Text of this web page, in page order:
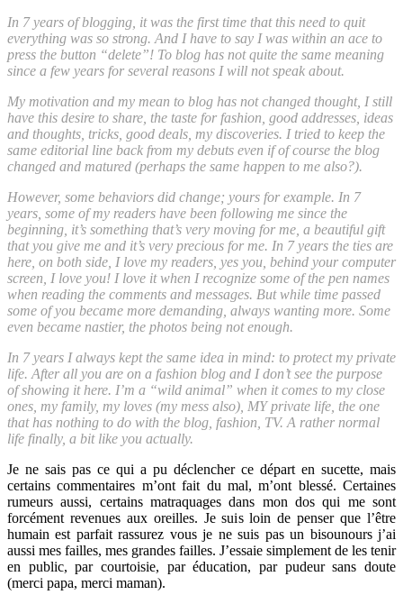
In 7 years of blogging, it was the firsttime that this need to quit
everything was so strong. And I have to say I was within an ace to
press the button “delete”! To blog has not quite the same meaning
since a few years for several reasons I will not speak about.
My motivation and my mean to blog has not changed thought, I still
have this desire to share, the taste for fashion, good addresses, ideas
and thoughts, tricks, good deals, my discoveries. I tried to keep the
same editorial line back from my debuts even if of course the blog
changed and matured (perhaps the same happen to me also?).
However, some behaviors did change; yours for example. In 7
years, some of my readers have been following me since the
beginning, it’s something that’s very moving for me, a beautiful gift
that you give me and it’s very precious for me. In 7 years the ties are
here, on both side, I love my readers, yes you, behind your computer
screen, I love you! I love it when I recognize some of the pen names
when reading the comments and messages. But while time passed
some of you became more demanding, always wanting more. Some
even became nastier, the photos being not enough.
In 7 years I always kept the same idea in mind: to protect my private
life. After all you are on a fashion blog and I don’t see the purpose
of showing it here. I’m a “wild animal” when it comes to my close
ones, my family, my loves (my mess also), MY private life, the one
that has nothing to do with the blog, fashion, TV. A rather normal
life finally, a bit like you actually.
Je ne sais pas ce qui a pu déclencher ce départ en sucette, mais
certains commentaires m’ont fait du mal, m’ont blessé. Certaines
rumeurs aussi, certains matraquages dans mon dos qui me sont
forcément revenues aux oreilles. Je suis loin de penser que l’être
humain est parfait rassurez vous je ne suis pas un bisounours j’ai
aussi mes failles, mes grandes failles. J’essaie simplement de les tenir
en public, par courtoisie, par éducation, par pudeur sans doute
(merci papa, merci maman).